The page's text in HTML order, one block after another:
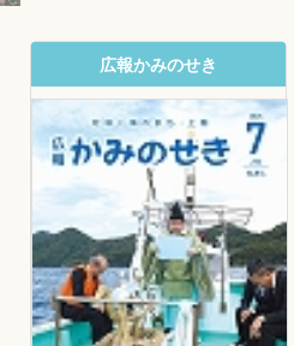
広報かみのせき